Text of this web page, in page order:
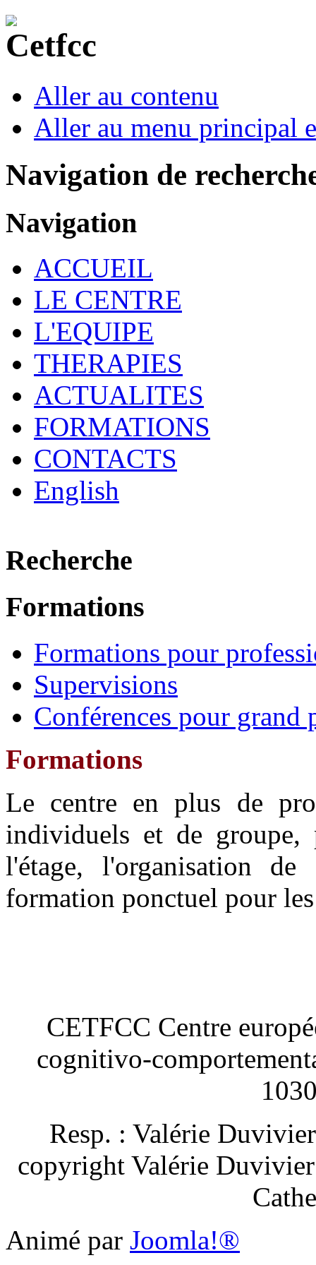
Aller au contenu
Aller au menu principal
Navigation de
Navigation
ACCUEIL
LE CENTRE
L'EQUIPE
THERAPIES
ACTUALITES
FORMATIONS
CONTACTS
English
Recherche
Formations
Formations pour
Supervisions
Conférences pour grand
Formations
Le centre en plus de
individuels et de groupe,
l'étage, l'organisation
formation ponctuel pour
CETFCC Centre
cognitivo-
Resp. : Valérie
copyright Valérie
Animé par Joomla!®